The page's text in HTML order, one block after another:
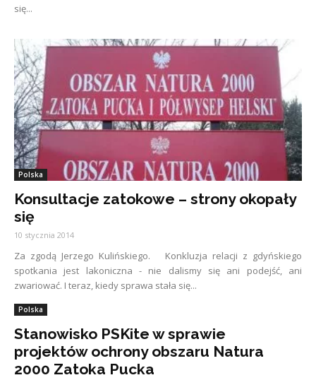
się...
Polska
Konsultacje zatokowe – strony okopały
się
10 stycznia 2014
Za zgodą Jerzego Kulińskiego. Konkluzja relacji z gdyńskiego
spotkania jest lakoniczna - nie dalismy się ani podejść, ani
zwariować. I teraz, kiedy sprawa stała się...
Polska
Stanowisko PSKite w sprawie
projektów ochrony obszaru Natura
2000 Zatoka Pucka